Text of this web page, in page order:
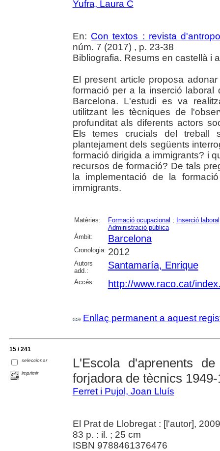
Yufra, Laura C
En: Con textos : revista
núm. 7 (2017) , p. 23-38
Bibliografia. Resums en castellà i
El present article proposa
formació per a la inserció
Barcelona. L'estudi es va
utilitzant les tècniques de
profunditat als diferents actors
Els temes crucials del treball
plantejament dels següents
formació dirigida a immigrants? i
recursos de formació? De tals
la implementació de la
immigrants.
Matèries: Formació ocupacional ; Inserció laboral
Administració pública
Àmbit:
Barcelona
Cronologia: 2012
Autors
add.:
Santamaría, Enrique
Accés: http://www.raco.cat/
Enllaç permanent a aquest
15 / 241
seleccionar
imprimir
L'Escola d'aprenents
forjadora de tècnics
Ferret i Pujol, Joan Lluís
El Prat de Llobregat : [l'autor], 2009
83 p. : il. ; 25 cm
ISBN 9788461376476